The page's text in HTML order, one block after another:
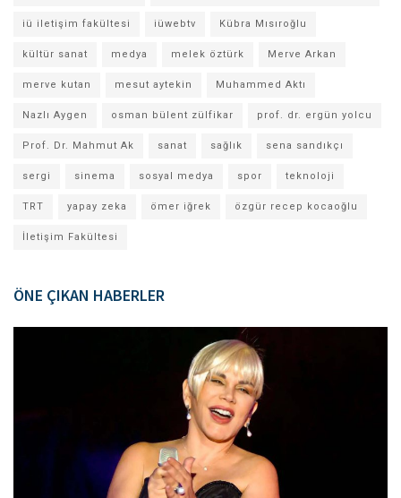
iü iletişim fakültesi iüwebtv Kübra Mısıroğlu
kültür sanat medya melek öztürk Merve Arkan
merve kutan mesut aytekin Muhammed Aktı
Nazlı Aygen osman bülent zülfikar prof. dr. ergün yolcu
Prof. Dr. Mahmut Ak sanat sağlık sena sandıkçı
sergi sinema sosyal medya spor teknoloji
TRT yapay zeka ömer iğrek özgür recep kocaoğlu
İletişim Fakültesi
ÖNE ÇIKAN HABERLER